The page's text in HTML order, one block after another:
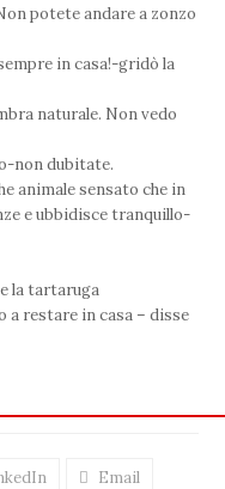
potete andare a zonzo
in casa!-gridò la
naturale. Non vedo
non dubitate.
animale sensato che in
e ubbidisce tranquillo-
la tartaruga
restare in casa – disse
Email